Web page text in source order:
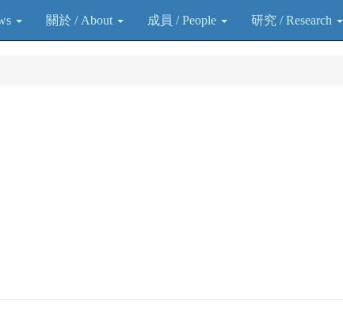
關於 / About 成員 / People 研究 / Research